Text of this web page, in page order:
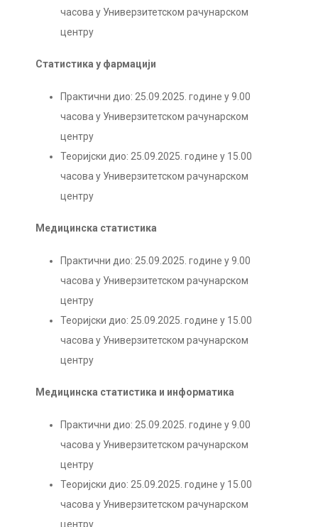
часова у Универзитетском рачунарском
центру
Статистика у фармацији
Практични дио: 25.09.2025. године у 9.00
часова у Универзитетском рачунарском
центру
Теоријски дио: 25.09.2025. године у 15.00
часова у Универзитетском рачунарском
центру
Медицинска статистика
Практични дио: 25.09.2025. године у 9.00
часова у Универзитетском рачунарском
центру
Теоријски дио: 25.09.2025. године у 15.00
часова у Универзитетском рачунарском
центру
Медицинска статистика и информатика
Практични дио: 25.09.2025. године у 9.00
часова у Универзитетском рачунарском
центру
Теоријски дио: 25.09.2025. године у 15.00
часова у Универзитетском рачунарском
центру